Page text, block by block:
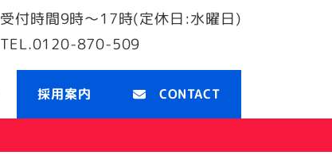
受付時間9時〜17時(定休日:水曜日)
TEL.0120-870-509
採用案内 CONTACT